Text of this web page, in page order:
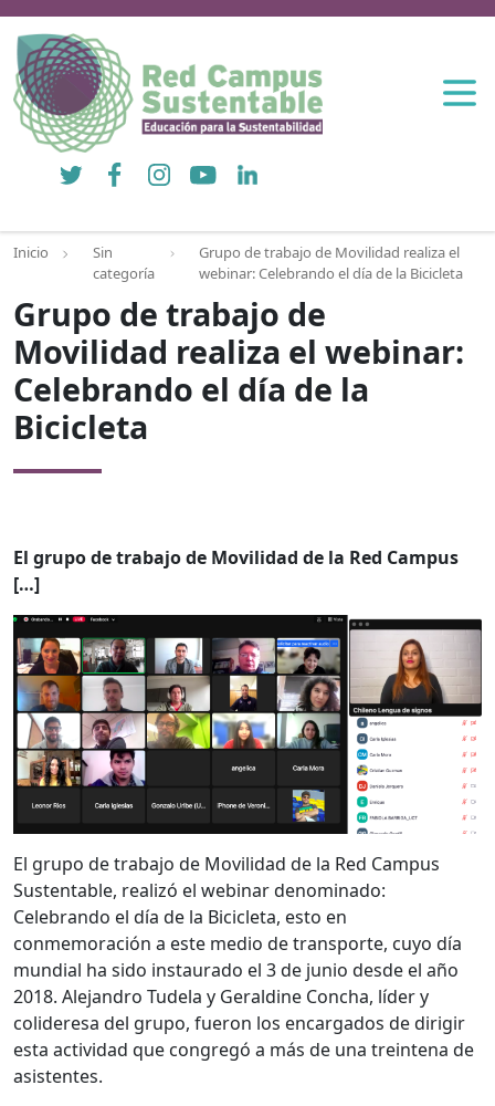
Twitter FacebookInstagramYouTubeLinkedIn
Inicio
Sin
categoría
Grupo de trabajo de Movilidad realiza el
webinar: Celebrando el día de la Bicicleta
Grupo de trabajo de
Movilidad realiza el webinar:
Celebrando el día de la
Bicicleta
El grupo de trabajo de Movilidad de la Red Campus
[…]
El grupo de trabajo de Movilidad de la Red Campus
Sustentable, realizó el webinar denominado:
Celebrando el día de la Bicicleta, esto en
conmemoración a este medio de transporte, cuyo día
mundial ha sido instaurado el 3 de junio desde el año
2018. Alejandro Tudela y Geraldine Concha, líder y
colideresa del grupo, fueron los encargados de dirigir
esta actividad que congregó a más de una treintena de
asistentes.